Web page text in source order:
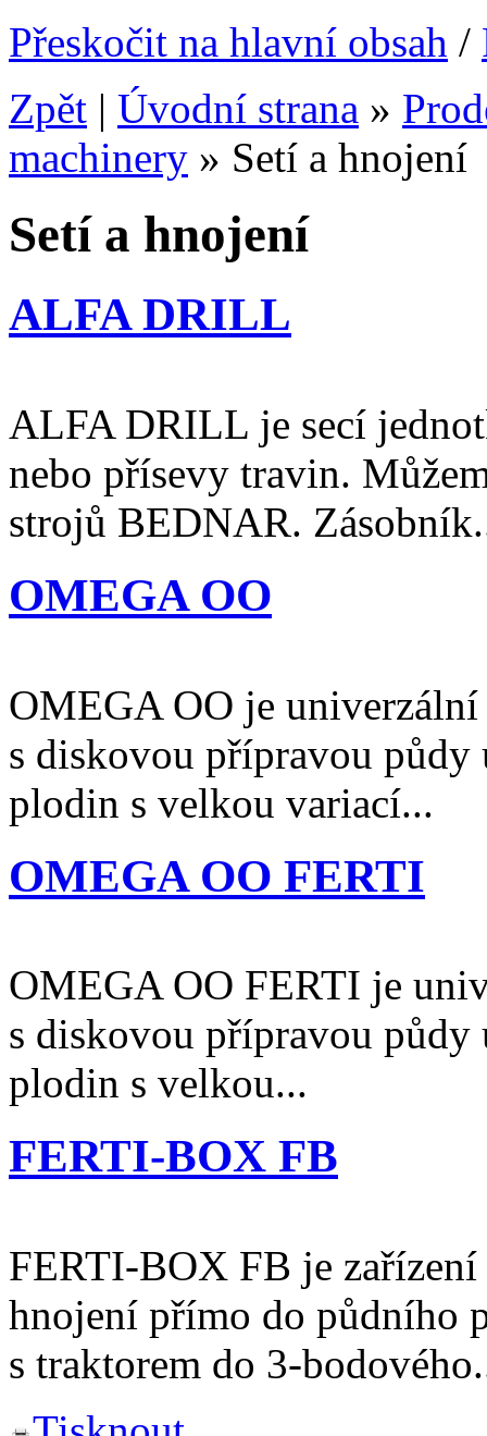
Přeskočit na hlavní obsah /
Zpět | Úvodní strana »
machinery » Setí a hnojení
Setí a hnojení
ALFA DRILL
ALFA DRILL je secí
nebo přísevy travin.
strojů BEDNAR.
OMEGA OO
OMEGA OO je univerzální
s diskovou přípravou
plodin s velkou variací...
OMEGA OO FERTI
OMEGA OO FERTI je
s diskovou přípravou
plodin s velkou...
FERTI-BOX FB
FERTI-BOX FB je zařízení
hnojení přímo do půdního
s traktorem do 3-